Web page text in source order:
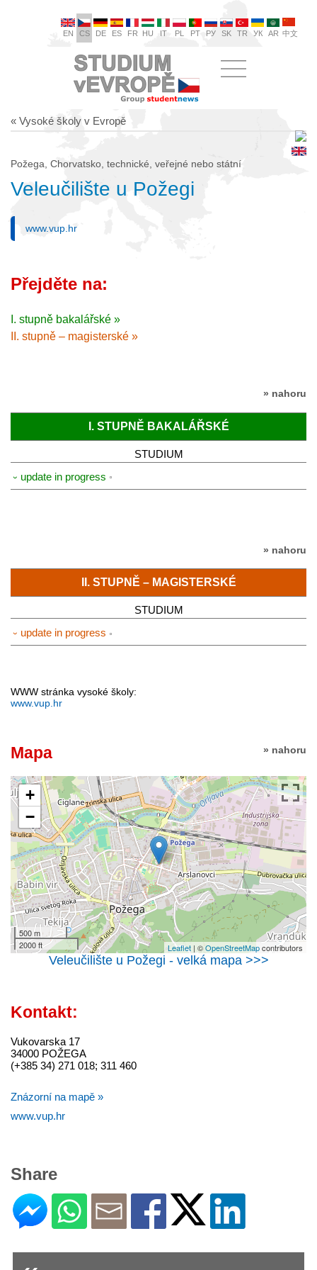
EN CS DE ES FR HU IT PL PT РУ SK TR УК AR 中文
« Vysoké školy v Evropě
Požega, Chorvatsko, technické, veřejné nebo státní
Veleučilište u Požegi
www.vup.hr
Přejděte na:
I. stupně bakalářské »
II. stupně – magisterské »
» nahoru
I. STUPNĚ BAKALÁŘSKÉ
STUDIUM
⏑ update in progress
» nahoru
II. STUPNĚ – MAGISTERSKÉ
STUDIUM
⏑ update in progress
WWW stránka vysoké školy:
www.vup.hr
» nahoru
Mapa
+
−
500 m
2000 ft
Leaflet | ©OpenStreetMapcontributors
Veleučilište u Požegi - velká mapa >>>
Kontakt:
Vukovarska 17
34000 POŽEGA
(+385 34) 271 018; 311 460
Znázorní na mapě »
www.vup.hr
Share